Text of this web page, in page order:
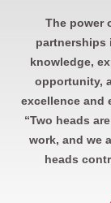
The power
partnerships
knowledge,
opportunity,
excellence and
“Two heads
work, and we
heads